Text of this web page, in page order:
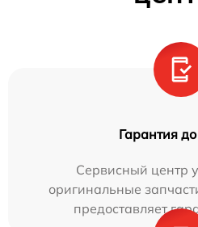
Гарантия
Сервисный центр
оригинальные
предоставляет